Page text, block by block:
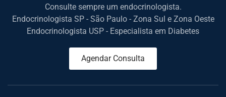
Consulte sempre um endocrinologista.
Endocrinologista SP - São Paulo - Zona Sul e Zona Oeste
Endocrinologista USP - Especialista em Diabetes
Agendar Consulta